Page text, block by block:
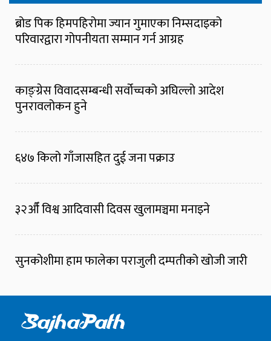
ब्रोड पिक हिमपहिरोमा ज्यान गुमाएका निम्सदाइको
परिवारद्वारा गोपनीयता सम्मान गर्न आग्रह
काङ्ग्रेस विवादसम्बन्धी सर्वोच्चको अघिल्लो आदेश
पुनरावलोकन हुने
६४७ किलो गाँजासहित दुई जना पक्राउ
३२औँ विश्व आदिवासी दिवस खुलामञ्चमा मनाइने
सुनकोशीमा हाम फालेका पराजुली दम्पतीको खोजी जारी